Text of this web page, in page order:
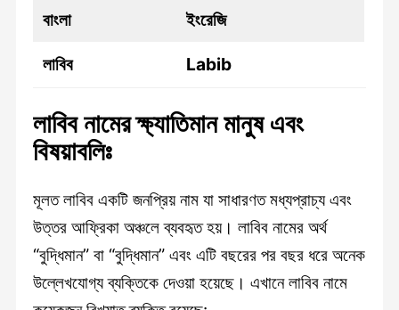
বাংলা ইংরেজি
লাবিব Labib
লাবিব নামের ক্ষ্যাতিমান মানুষ এবং
বিষয়াবলিঃ
মূলত লাবিব একটি জনপ্রিয় নাম যা সাধারণত মধ্যপ্রাচ্য এবং
উত্তর আফ্রিকা অঞ্চলে ব্যবহৃত হয়। লাবিব নামের অর্থ
“বুদ্ধিমান” বা “বুদ্ধিমান” এবং এটি বছরের পর বছর ধরে অনেক
উল্লেখযোগ্য ব্যক্তিকে দেওয়া হয়েছে। এখানে লাবিব নামে